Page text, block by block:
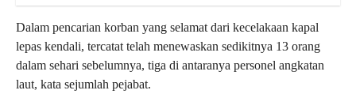
Dalam pencarian korban yang selamat dari kecelakaan kapal
lepas kendali, tercatat telah menewaskan sedikitnya 13 orang
dalam sehari sebelumnya, tiga di antaranya personel angkatan
laut, kata sejumlah pejabat.